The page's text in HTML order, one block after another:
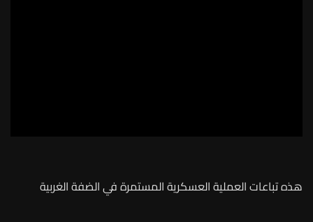
هذه تباعات العملية العسكرية المستمرة في الضفة الغربية